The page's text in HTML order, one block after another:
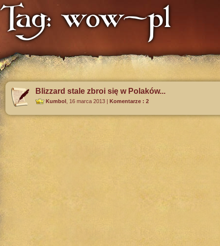
Tag: wow-pl
Blizzard stale zbroi się w Polaków...
Kumbol 16 marca 2013 | Komentarze : 2